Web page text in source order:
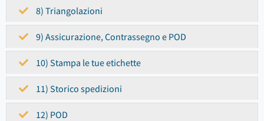
8) Triangolazioni
9) Assicurazione, Contrassegno e POD
10) Stampa le tue etichette
11) Storico spedizioni
12) POD